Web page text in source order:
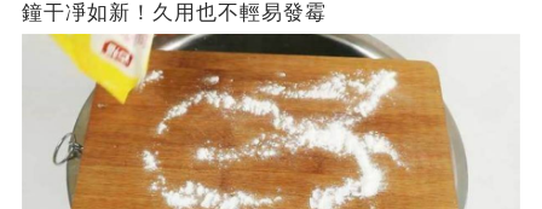
鐘干凈如新！久用也不輕易發霉